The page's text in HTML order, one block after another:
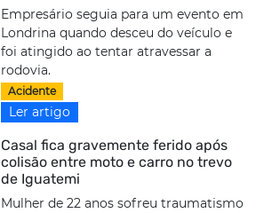
Empresário seguia para um evento em
Londrina quando desceu do veículo e
foi atingido ao tentar atravessar a
rodovia.
Acidente
Ler artigo
Casal fica gravemente ferido após
colisão entre moto e carro no trevo
de Iguatemi
Mulher de 22 anos sofreu traumatismo